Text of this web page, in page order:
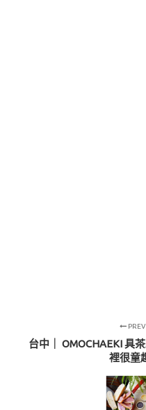
台中｜ OMOCHAEKI 具
裡很童